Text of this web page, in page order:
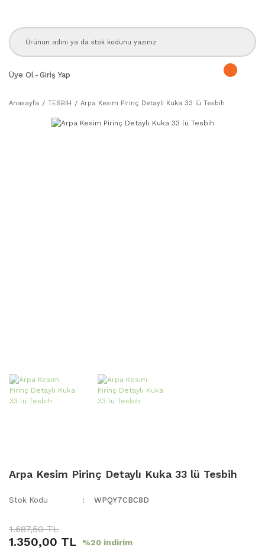
Üye Ol - Giriş Yap
Anasayfa TESBİH Arpa Kesim Pirinç Detaylı Kuka 33 lü Tesbih
Arpa Kesim Pirinç Detaylı Kuka 33 lü Tesbih
Stok Kodu WPQY7CBC8D
1.687,50 TL
1.350,00 TL %20 indirim